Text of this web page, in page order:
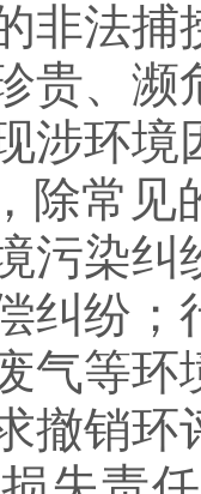
非法捕
贵、
涉环境
除常见
污染
纠纷
气等
撤销